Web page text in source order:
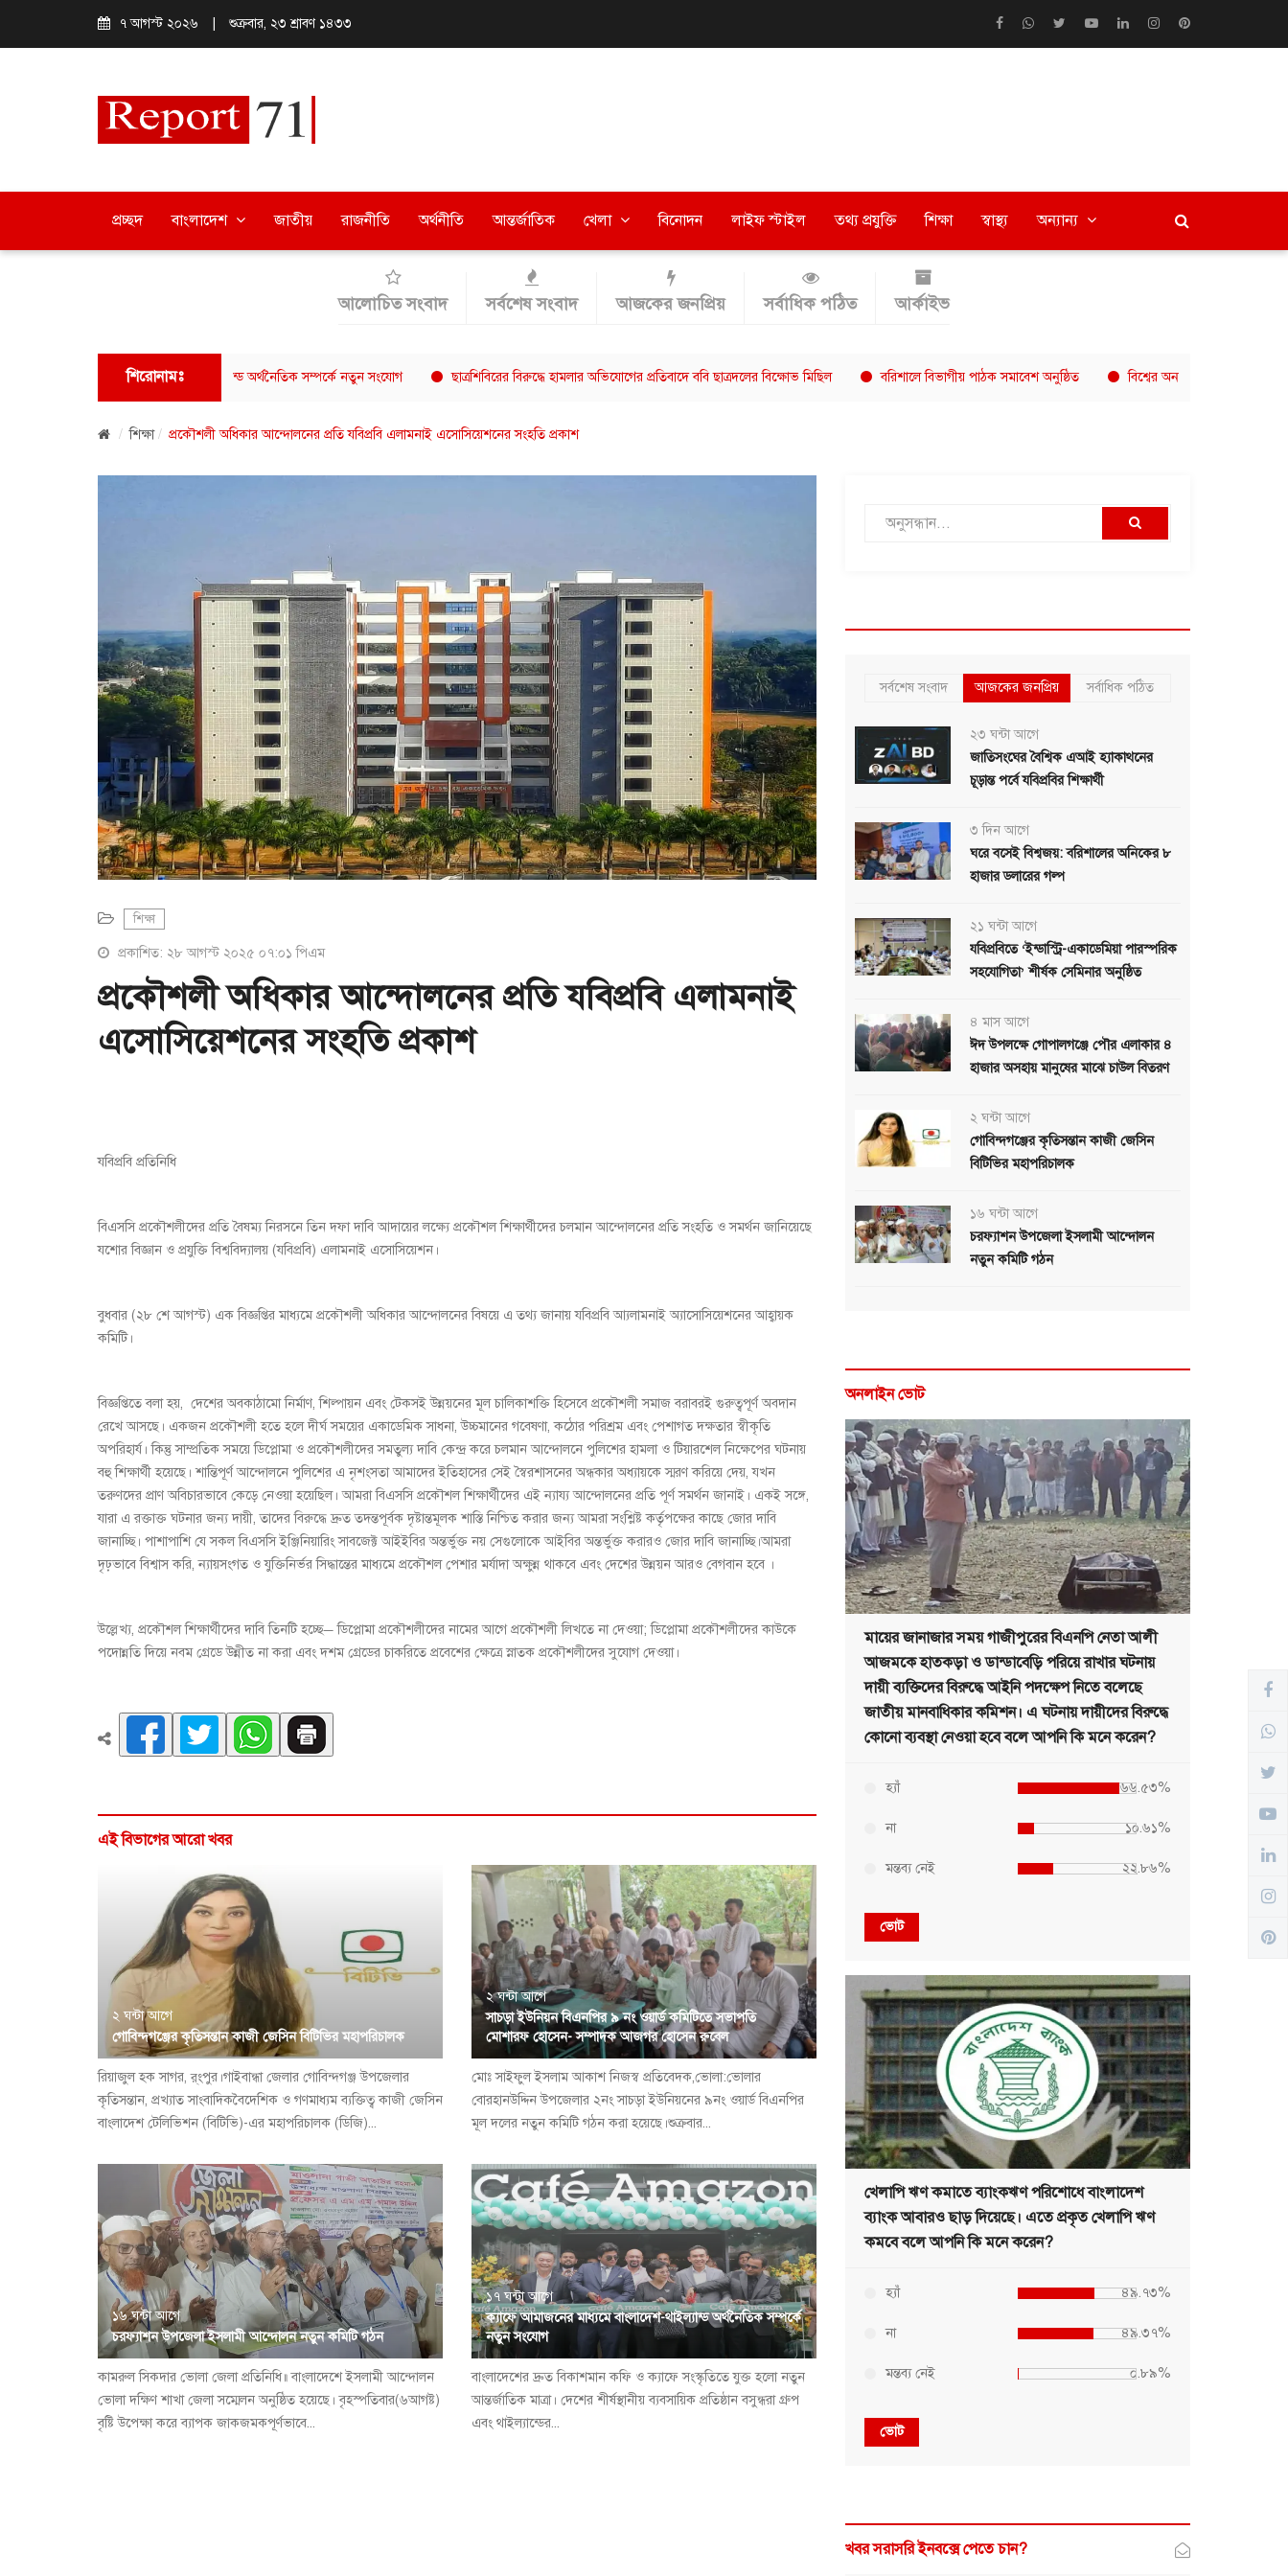
৭ আগস্ট ২০২৬ শুক্রবার, ২৩ শ্রাবণ ১৪৩৩
প্রচ্ছদ বাংলাদেশ জাতীয় রাজনীতি অর্থনীতি আন্তর্জাতিক খেলা বিনোদন লাইফ স্টাইল তথ্য প্রযুক্তি শিক্ষা স্বাস্থ্য অন্যান্য
আলোচিত সংবাদ সর্বশেষ সংবাদ আজকের জনপ্রিয় সর্বাধিক পঠিত আর্কাইভ
শিরোনামঃ
মাধ্যমে বাংলাদেশ-থাইল্যান্ড অর্থনৈতিক সম্পর্কে নতুন সংযোগ ছাত্রশিবিরের বিরুদ্ধে হামলার অভিযোগের প্রতিবাদে ববি ছাত্রদলের বিক্ষোভ মিছিল বরিশালে বিভাগীয় পাঠক সমাবেশ অনুষ্ঠিত বিশ্বের অন্যতম দ্রুত বর্ধনশীল কফি চেইন
শিক্ষা প্রকৌশলী অধিকার আন্দোলনের প্রতি যবিপ্রবি এলামনাই এসোসিয়েশনের সংহতি প্রকাশ
শিক্ষা
প্রকাশিত: ২৮ আগস্ট ২০২৫ ০৭:০১ পিএম
প্রকৌশলী অধিকার আন্দোলনের প্রতি যবিপ্রবি এলামনাই
এসোসিয়েশনের সংহতি প্রকাশ
যবিপ্রবি প্রতিনিধি
বিএসসি প্রকৌশলীদের প্রতি বৈষম্য নিরসনে তিন দফা দাবি আদায়ের লক্ষ্যে প্রকৌশল শিক্ষার্থীদের চলমান আন্দোলনের প্রতি সংহতি ও সমর্থন জানিয়েছে
যশোর বিজ্ঞান ও প্রযুক্তি বিশ্ববিদ্যালয় (যবিপ্রবি) এলামনাই এসোসিয়েশন।
বুধবার (২৮ শে আগস্ট) এক বিজ্ঞপ্তির মাধ্যমে প্রকৌশলী অধিকার আন্দোলনের বিষয়ে এ তথ্য জানায় যবিপ্রবি আ্যলামনাই অ্যাসোসিয়েশনের আহ্বায়ক
কমিটি।
বিজ্ঞপ্তিতে বলা হয়, দেশের অবকাঠামো নির্মাণ, শিল্পায়ন এবং টেকসই উন্নয়নের মূল চালিকাশক্তি হিসেবে প্রকৌশলী সমাজ বরাবরই গুরুত্বপূর্ণ অবদান
রেখে আসছে। একজন প্রকৌশলী হতে হলে দীর্ঘ সময়ের একাডেমিক সাধনা, উচ্চমানের গবেষণা, কঠোর পরিশ্রম এবং পেশাগত দক্ষতার স্বীকৃতি
অপরিহার্য। কিন্তু সাম্প্রতিক সময়ে ডিপ্লোমা ও প্রকৌশলীদের সমতুল্য দাবি কেন্দ্র করে চলমান আন্দোলনে পুলিশের হামলা ও টিয়ারশেল নিক্ষেপের ঘটনায়
বহু শিক্ষার্থী হয়েছে। শান্তিপূর্ণ আন্দোলনে পুলিশের এ নৃশংসতা আমাদের ইতিহাসের সেই স্বৈরশাসনের অন্ধকার অধ্যায়কে স্মরণ করিয়ে দেয়, যখন
তরুণদের প্রাণ অবিচারভাবে কেড়ে নেওয়া হয়েছিল। আমরা বিএসসি প্রকৌশল শিক্ষার্থীদের এই ন্যায্য আন্দোলনের প্রতি পূর্ণ সমর্থন জানাই। একই সঙ্গে,
যারা এ রক্তাক্ত ঘটনার জন্য দায়ী, তাদের বিরুদ্ধে দ্রুত তদন্তপূর্বক দৃষ্টান্তমূলক শাস্তি নিশ্চিত করার জন্য আমরা সংশ্লিষ্ট কর্তৃপক্ষের কাছে জোর দাবি
জানাচ্ছি। পাশাপাশি যে সকল বিএসসি ইঞ্জিনিয়ারিং সাবজেক্ট আইইবির অন্তর্ভুক্ত নয় সেগুলোকে আইবির অন্তর্ভুক্ত করারও জোর দাবি জানাচ্ছি।আমরা
দৃঢ়ভাবে বিশ্বাস করি, ন্যায়সংগত ও যুক্তিনির্ভর সিদ্ধান্তের মাধ্যমে প্রকৌশল পেশার মর্যাদা অক্ষুন্ন থাকবে এবং দেশের উন্নয়ন আরও বেগবান হবে ।
উল্লেখ্য, প্রকৌশল শিক্ষার্থীদের দাবি তিনটি হচ্ছে— ডিপ্লোমা প্রকৌশলীদের নামের আগে প্রকৌশলী লিখতে না দেওয়া; ডিপ্লোমা প্রকৌশলীদের কাউকে
পদোন্নতি দিয়ে নবম গ্রেডে উন্নীত না করা এবং দশম গ্রেডের চাকরিতে প্রবেশের ক্ষেত্রে স্নাতক প্রকৌশলীদের সুযোগ দেওয়া।
এই বিভাগের আরো খবর
২ ঘন্টা আগে
গোবিন্দগঞ্জের কৃতিসন্তান কাজী জেসিন বিটিভির মহাপরিচালক
রিয়াজুল হক সাগর, র্ংপুর।গাইবান্ধা জেলার গোবিন্দগঞ্জ উপজেলার
কৃতিসন্তান, প্রখ্যাত সাংবাদিকবৈদেশিক ও গণমাধ্যম ব্যক্তিত্ব কাজী জেসিন
বাংলাদেশ টেলিভিশন (বিটিভি)-এর মহাপরিচালক (ডিজি)...
২ ঘন্টা আগে
সাচড়া ইউনিয়ন বিএনপির ৯ নং ওয়ার্ড কমিটিতে সভাপতি
মোশারফ হোসেন- সম্পাদক আজগর হোসেন রুবেল
মোঃ সাইফুল ইসলাম আকাশ নিজস্ব প্রতিবেদক,ভোলা:ভোলার
বোরহানউদ্দিন উপজেলার ২নং সাচড়া ইউনিয়নের ৯নং ওয়ার্ড বিএনপির
মূল দলের নতুন কমিটি গঠন করা হয়েছে।শুক্রবার...
১৬ ঘন্টা আগে
চরফ্যাশন উপজেলা ইসলামী আন্দোলন নতুন কমিটি গঠন
কামরুল সিকদার ভোলা জেলা প্রতিনিধি॥ বাংলাদেশে ইসলামী আন্দোলন
ভোলা দক্ষিণ শাখা জেলা সম্মেলন অনুষ্ঠিত হয়েছে। বৃহস্পতিবার(৬আগষ্ট)
বৃষ্টি উপেক্ষা করে ব্যাপক জাকজমকপূর্ণভাবে...
১৭ ঘন্টা আগে
ক্যাফে আমাজনের মাধ্যমে বাংলাদেশ-থাইল্যান্ড অর্থনৈতিক সম্পর্কে
নতুন সংযোগ
বাংলাদেশের দ্রুত বিকাশমান কফি ও ক্যাফে সংস্কৃতিতে যুক্ত হলো নতুন
আন্তর্জাতিক মাত্রা। দেশের শীর্ষস্থানীয় ব্যবসায়িক প্রতিষ্ঠান বসুন্ধরা গ্রুপ
এবং থাইল্যান্ডের...
সর্বশেষ সংবাদ আজকের জনপ্রিয় সর্বাধিক পঠিত
২৩ ঘন্টা আগে
জাতিসংঘের বৈশ্বিক এআই হ্যাকাথনের
চূড়ান্ত পর্বে যবিপ্রবির শিক্ষার্থী
৩ দিন আগে
ঘরে বসেই বিশ্বজয়: বরিশালের অনিকের ৮
হাজার ডলারের গল্প
২১ ঘন্টা আগে
যবিপ্রবিতে ‘ইন্ডাস্ট্রি-একাডেমিয়া পারস্পরিক
সহযোগিতা’ শীর্ষক সেমিনার অনুষ্ঠিত
৪ মাস আগে
ঈদ উপলক্ষে গোপালগঞ্জে পৌর এলাকার ৪
হাজার অসহায় মানুষের মাঝে চাউল বিতরণ
২ ঘন্টা আগে
গোবিন্দগঞ্জের কৃতিসন্তান কাজী জেসিন
বিটিভির মহাপরিচালক
১৬ ঘন্টা আগে
চরফ্যাশন উপজেলা ইসলামী আন্দোলন
নতুন কমিটি গঠন
অনলাইন ভোট
মায়ের জানাজার সময় গাজীপুরের বিএনপি নেতা আলী
আজমকে হাতকড়া ও ডান্ডাবেড়ি পরিয়ে রাখার ঘটনায়
দায়ী ব্যক্তিদের বিরুদ্ধে আইনি পদক্ষেপ নিতে বলেছে
জাতীয় মানবাধিকার কমিশন। এ ঘটনায় দায়ীদের বিরুদ্ধে
কোনো ব্যবস্থা নেওয়া হবে বলে আপনি কি মনে করেন?
হ্যাঁ ৬৬.৫৩%
না ১০.৬১%
মন্তব্য নেই ২২.৮৬%
ভোট
খেলাপি ঋণ কমাতে ব্যাংকঋণ পরিশোধে বাংলাদেশ
ব্যাংক আবারও ছাড় দিয়েছে। এতে প্রকৃত খেলাপি ঋণ
কমবে বলে আপনি কি মনে করেন?
হ্যাঁ ৪৯.৭৩%
না ৪৯.৩৭%
মন্তব্য নেই ০.৮৯%
ভোট
খবর সরাসরি ইনবক্সে পেতে চান?